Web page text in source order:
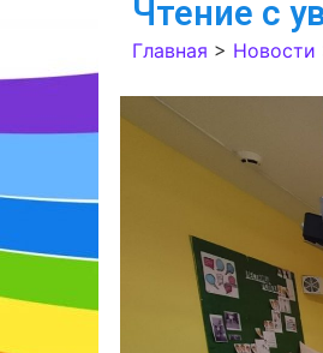
Чтение с
Главная > Новости